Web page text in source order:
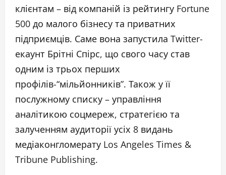
клієнтам – від компаній із рейтингу Fortune
500 до малого бізнесу та приватних
підприємців. Саме вона запустила Twitter-
екаунт Брітні Спірс, що свого часу став
одним із трьох перших
профілів-“мільйонників”. Також у її
послужному списку – управління
аналітикою соцмереж, стратегією та
залученням аудиторії усіх 8 видань
медіаконгломерату Los Angeles Times &
Tribune Publishing.